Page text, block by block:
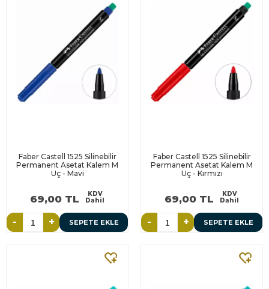
Faber Castell 1525 Silinebilir
Permanent Asetat Kalem M
Uç - Mavi
69,00 TL
KDV
Dahil
- + SEPETE EKLE
Faber Castell 1525 Silinebilir
Permanent Asetat Kalem M
Uç - Kırmızı
69,00 TL
KDV
Dahil
- + SEPETE EKLE